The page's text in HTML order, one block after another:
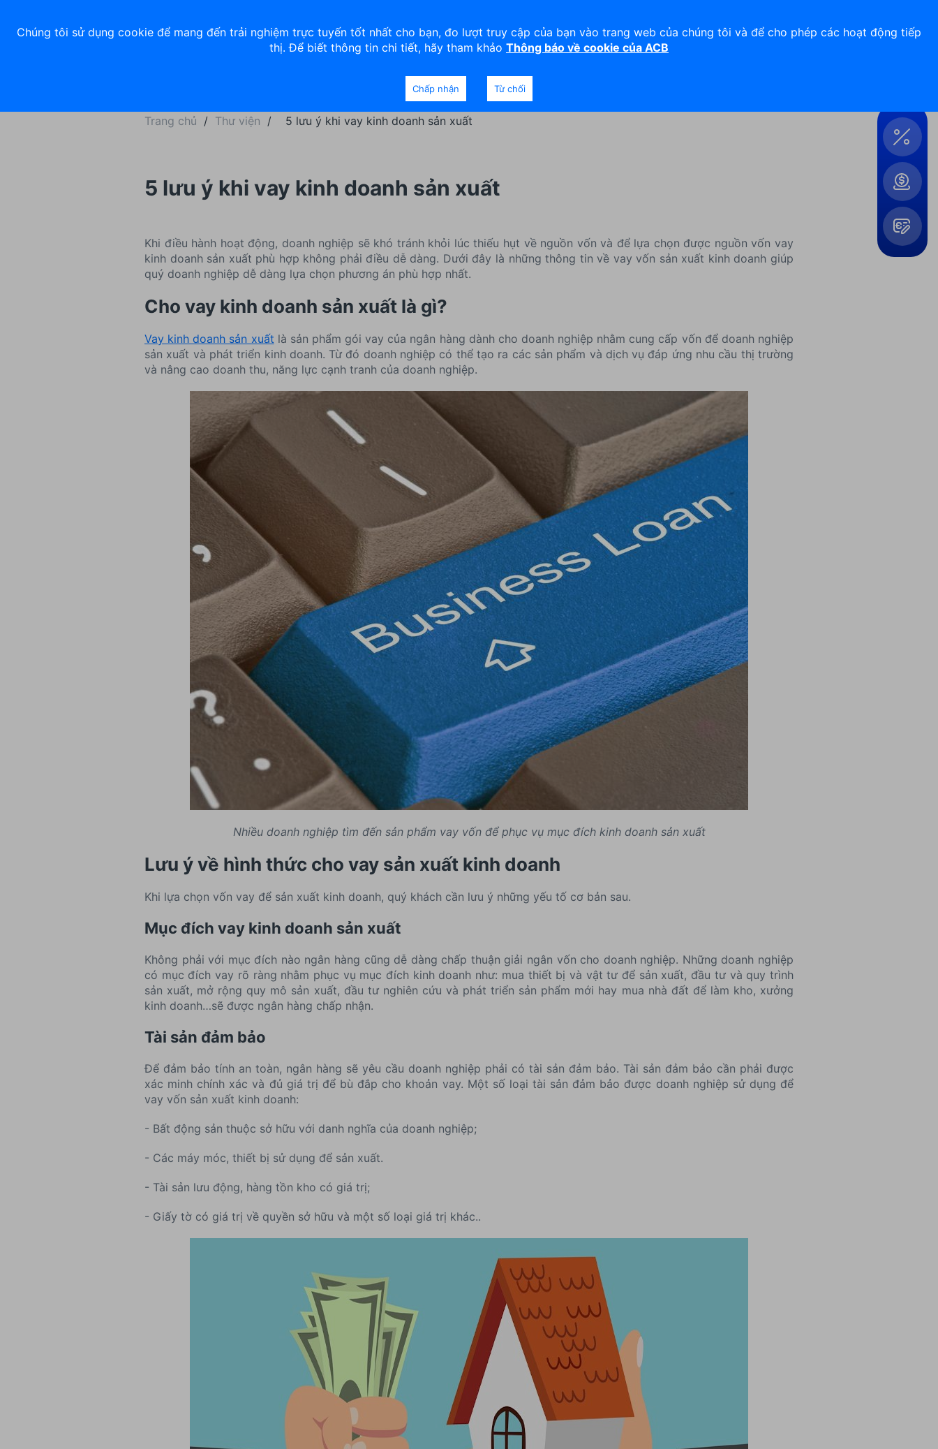
Trang chủ / Thư viện / 5 lưu ý khi vay kinh doanh sản xuất
5 lưu ý khi vay kinh doanh sản xuất
Khi điều hành hoạt động, doanh nghiệp sẽ khó tránh khỏi lúc thiếu hụt về nguồn vốn và để lựa chọn được nguồn vốn vay
kinh doanh sản xuất phù hợp không phải điều dễ dàng. Dưới đây là những thông tin về vay vốn sản xuất kinh doanh giúp
quý doanh nghiệp dễ dàng lựa chọn phương án phù hợp nhất.
Cho vay kinh doanh sản xuất là gì?
Vay kinh doanh sản xuất là sản phẩm gói vay của ngân hàng dành cho doanh nghiệp nhằm cung cấp vốn để doanh nghiệp
sản xuất và phát triển kinh doanh. Từ đó doanh nghiệp có thể tạo ra các sản phẩm và dịch vụ đáp ứng nhu cầu thị trường
và nâng cao doanh thu, năng lực cạnh tranh của doanh nghiệp.
Nhiều doanh nghiệp tìm đến sản phẩm vay vốn để phục vụ mục đích kinh doanh sản xuất
Lưu ý về hình thức cho vay sản xuất kinh doanh
Khi lựa chọn vốn vay để sản xuất kinh doanh, quý khách cần lưu ý những yếu tố cơ bản sau.
Mục đích vay kinh doanh sản xuất
Không phải với mục đích nào ngân hàng cũng dễ dàng chấp thuận giải ngân vốn cho doanh nghiệp. Những doanh nghiệp
có mục đích vay rõ ràng nhằm phục vụ mục đích kinh doanh như: mua thiết bị và vật tư để sản xuất, đầu tư và quy trình
sản xuất, mở rộng quy mô sản xuất, đầu tư nghiên cứu và phát triển sản phẩm mới hay mua nhà đất để làm kho, xưởng
kinh doanh…sẽ được ngân hàng chấp nhận.
Tài sản đảm bảo
Để đảm bảo tính an toàn, ngân hàng sẽ yêu cầu doanh nghiệp phải có tài sản đảm bảo. Tài sản đảm bảo cần phải được
xác minh chính xác và đủ giá trị để bù đắp cho khoản vay. Một số loại tài sản đảm bảo được doanh nghiệp sử dụng để
vay vốn sản xuất kinh doanh:
- Bất động sản thuộc sở hữu với danh nghĩa của doanh nghiệp;
- Các máy móc, thiết bị sử dụng để sản xuất.
- Tài sản lưu động, hàng tồn kho có giá trị;
- Giấy tờ có giá trị về quyền sở hữu và một số loại giá trị khác..
Tiện
ích
Mở
Chúng tôi sử dụng cookie để mang đến trải nghiệm trực tuyến tốt nhất cho bạn, đo lượt truy cập của bạn vào trang web của chúng tôi và để cho phép các hoạt động tiếp
thị. Để biết thông tin chi tiết, hãy tham khảo Thông báo về cookie của ACB
Chấp nhận Từ chối